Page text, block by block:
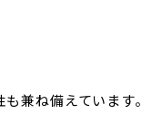
兼ね備えています。